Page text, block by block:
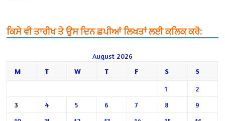
ਕਿਸੇ ਵੀ ਤਾਰੀਖ ਤੇ ਉਸ ਦਿਨ ਛਪੀਆਂ ਲਿਖਤਾਂ ਲਈ ਕਲਿਕ ਕਰੋ:
August 2026
M
T W T F S S
1
2
3
4 5 6 7 8
9